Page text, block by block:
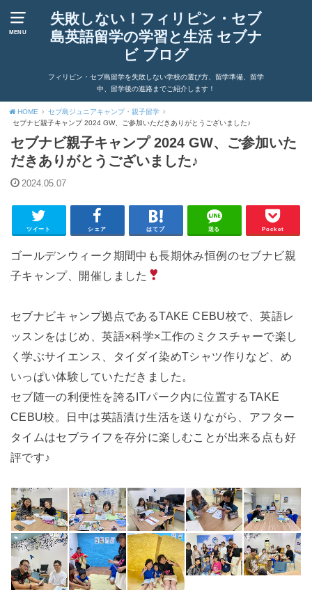
MENU
失敗しない！フィリピン・セブ
島英語留学の学習と生活 セブナ
ビ ブログ
フィリピン・セブ島留学を失敗しない学校の選び方、留学準備、留学
中、留学後の進路までご紹介します！
HOME
セブ島ジュニアキャンプ・親子留学
セブナビ親子キャンプ 2024 GW、ご参加いただきありがとうございました♪
セブナビ親子キャンプ 2024 GW、ご参加いた
だきありがとうございました♪
2024.05.07
ツイート シェア はてブ 送る Pocket
ゴールデンウィーク期間中も長期休み恒例のセブナビ親
子キャンプ、開催しました
セブナビキャンプ拠点であるTAKE CEBU校で、英語レ
ッスンをはじめ、英語×科学×工作のミクスチャーで楽し
く学ぶサイエンス、タイダイ染めTシャツ作りなど、め
いっぱい体験していただきました。
セブ随一の利便性を誇るITパーク内に位置するTAKE
CEBU校。日中は英語漬け生活を送りながら、アフター
タイムはセブライフを存分に楽しむことが出来る点も好
評です♪